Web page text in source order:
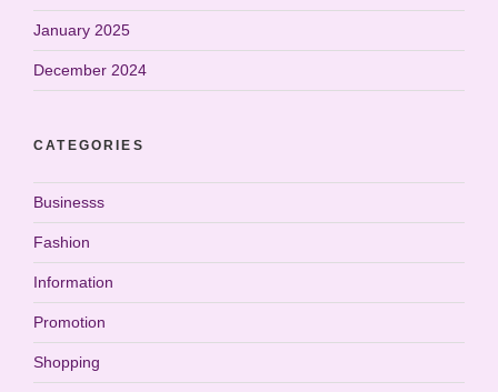
January 2025
December 2024
CATEGORIES
Businesss
Fashion
Information
Promotion
Shopping